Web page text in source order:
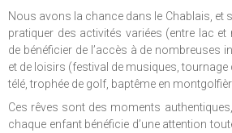
Nous avons la chance dans le Chablais, et
pratiquer des activités variées (entre lac
de bénéficier de l’accès à de nombreuses
et de loisirs (festival de musiques, tournage
télé, trophée de golf, baptême en
Ces rêves sont des moments
chaque enfant bénéficie d’une attention